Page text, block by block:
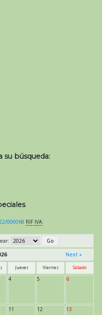
su búsqueda:
000068 RIF IVA
Next »
Jueves Viernes Sábado
4 5 6
11 12 13